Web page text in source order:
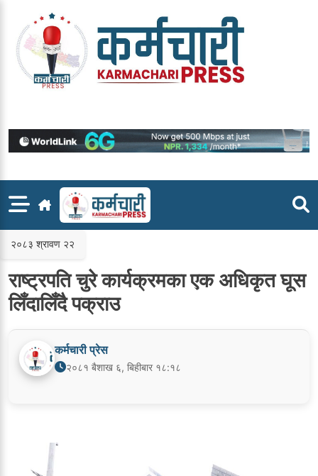
content
२०८३ श्रावण २२
राष्ट्रपति चुरे कार्यक्रमका एक अधिकृत घूस
लिँदालिँदै पक्राउ
कर्मचारी प्रेस
२०८१ बैशाख ६, बिहीबार १८:१८